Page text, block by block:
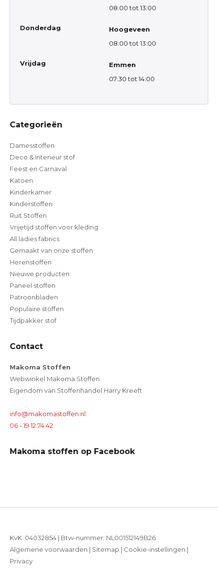
08:00 tot 13:00
Donderdag
Hoogeveen
08:00 tot 13:00
Vrijdag
Emmen
07:30 tot 14:00
Categorieën
Damesstoffen
Deco & Interieur stof
Feest en Carnaval
Katoen
Kinderkamer
Kinderstoffen
Ruit Stoffen
Vrijetijd stoffen voor kleding
All ladies fabrics
Gemaakt van onze stoffen
Herenstoffen
Nieuwe producten
Paneel stoffen
Patroonbladen
Populaire stoffen
Tijdpakker stof
Contact
Makoma Stoffen
Webwinkel Makoma Stoffen
Eigendom van Stoffenhandel Harry Kreeft
info@makomastoffen.nl
06 - 19 12 74 42
Makoma stoffen op Facebook
KvK: 04032854 | Btw-nummer: NL001512149B26
Algemene voorwaarden | Sitemap | Cookie-instellingen |
Privacy